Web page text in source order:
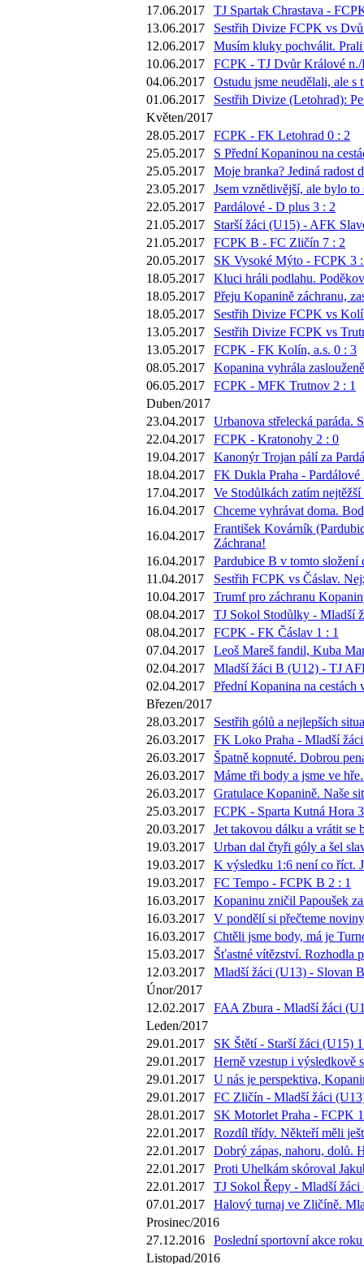
17.06.2017
TJ Spartak Chrastava -
13.06.2017
Sestřih Divize FCPK vs
12.06.2017
Musím kluky pochválit. Prali
10.06.2017
FCPK - TJ Dvůr Králové
04.06.2017
Ostudu jsme neudělali, ale
01.06.2017
Sestřih Divize (Letohrad):
Květen/2017
28.05.2017
FCPK - FK Letohrad 0 : 2
25.05.2017
S Přední Kopaninou na
25.05.2017
Moje branka? Jediná radost
23.05.2017
Jsem vznětlivější, ale bylo
22.05.2017
Pardálové - D plus 3 : 2
21.05.2017
Starší žáci (U15) - AFK
21.05.2017
FCPK B - FC Zličín 7 : 2
20.05.2017
SK Vysoké Mýto - FCPK 3
18.05.2017
Kluci hráli podlahu.
18.05.2017
Přeju Kopanině záchranu,
18.05.2017
Sestřih Divize FCPK vs
13.05.2017
Sestřih Divize FCPK vs
13.05.2017
FCPK - FK Kolín, a.s. 0 : 3
08.05.2017
Kopanina vyhrála
06.05.2017
FCPK - MFK Trutnov 2 : 1
Duben/2017
23.04.2017
Urbanova střelecká paráda.
22.04.2017
FCPK - Kratonohy 2 : 0
19.04.2017
Kanonýr Trojan pálí za
18.04.2017
FK Dukla Praha - Pardálové
17.04.2017
Ve Stodůlkách zatím
16.04.2017
Chceme vyhrávat doma.
16.04.2017
František Kovárník
Záchrana!
16.04.2017
Pardubice B v tomto složení
11.04.2017
Sestřih FCPK vs Čáslav.
10.04.2017
Trumf pro záchranu
08.04.2017
TJ Sokol Stodůlky - Mladší
08.04.2017
FCPK - FK Čáslav 1 : 1
07.04.2017
Leoš Mareš fandil, Kuba
02.04.2017
Mladší žáci B (U12) - TJ
02.04.2017
Přední Kopanina na
Březen/2017
28.03.2017
Sestřih gólů a nejlepších
26.03.2017
FK Loko Praha - Mladší
26.03.2017
Špatně kopnuté. Dobrou
26.03.2017
Máme tři body a jsme ve
26.03.2017
Gratulace Kopanině. Naše
25.03.2017
FCPK - Sparta Kutná Hora
20.03.2017
Jet takovou dálku a vrátit se
19.03.2017
Urban dal čtyři góly a šel
19.03.2017
K výsledku 1:6 není co říct.
19.03.2017
FC Tempo - FCPK B 2 : 1
16.03.2017
Kopaninu zničil Papoušek
16.03.2017
V pondělí si přečteme
16.03.2017
Chtěli jsme body, má je
15.03.2017
Šťastné vítězství. Rozhodla
12.03.2017
Mladší žáci (U13) - Slovan
Únor/2017
12.02.2017
FAA Zbura - Mladší žáci
Leden/2017
29.01.2017
SK Štětí - Starší žáci (U15)
29.01.2017
Herně vzestup i výsledkově
29.01.2017
U nás je perspektiva,
29.01.2017
FC Zličín - Mladší žáci
28.01.2017
SK Motorlet Praha - FCPK
22.01.2017
Rozdíl třídy. Někteří měli
22.01.2017
Dobrý zápas, nahoru, dolů.
22.01.2017
Proti Uhelkám skóroval
22.01.2017
TJ Sokol Řepy - Mladší
07.01.2017
Halový turnaj ve Zličíně.
Prosinec/2016
27.12.2016
Poslední sportovní akce
Listopad/2016